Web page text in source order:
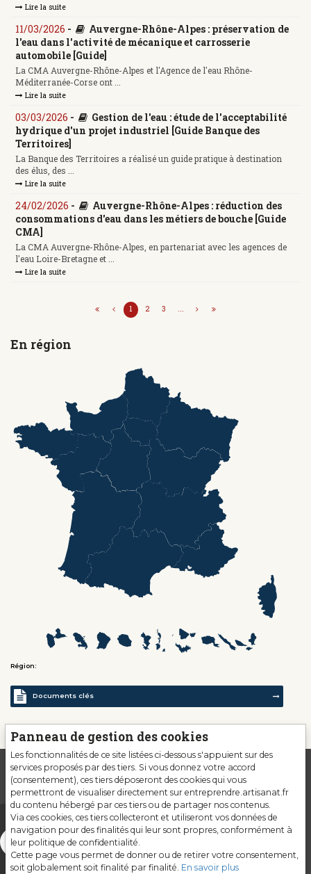
Lire la suite
11/03/2026 -
Auvergne-Rhône-Alpes : préservation de
l'eau dans l'activité de mécanique et carrosserie
automobile [Guide]
La CMA Auvergne-Rhône-Alpes et l'Agence de l'eau Rhône-
Méditerranée-Corse ont ...
Lire la suite
03/03/2026 -
Gestion de l'eau : étude de l'acceptabilité
hydrique d'un projet industriel [Guide Banque des
Territoires]
La Banque des Territoires a réalisé un guide pratique à destination
des élus, des ...
Lire la suite
24/02/2026 -
Auvergne-Rhône-Alpes : réduction des
consommations d'eau dans les métiers de bouche [Guide
CMA]
La CMA Auvergne-Rhône-Alpes, en partenariat avec les agences de
l'eau Loire-Bretagne et ...
Lire la suite
1 2 3 ...
En région
Région:
Documents clés
Panneau de gestion des cookies
Les fonctionnalités de ce site listées ci-dessous s'appuient sur des
services proposés par des tiers. Si vous donnez votre accord
(consentement), ces tiers déposeront des cookies qui vous
permettront de visualiser directement sur entreprendre.artisanat.fr
du contenu hébergé par ces tiers ou de partager nos contenus.
Via ces cookies, ces tiers collecteront et utiliseront vos données de
navigation pour des finalités qui leur sont propres, conformément à
leur politique de confidentialité.
Cette page vous permet de donner ou de retirer votre consentement,
soit globalement soit finalité par finalité. En savoir plus